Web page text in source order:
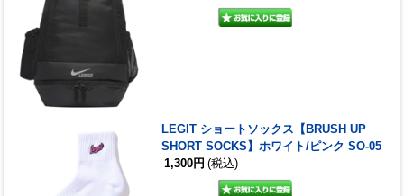
LEGIT ショートソックス【BRUSH UP
SHORT SOCKS】ホワイト/ピンク SO-05
1,300円 (税込)